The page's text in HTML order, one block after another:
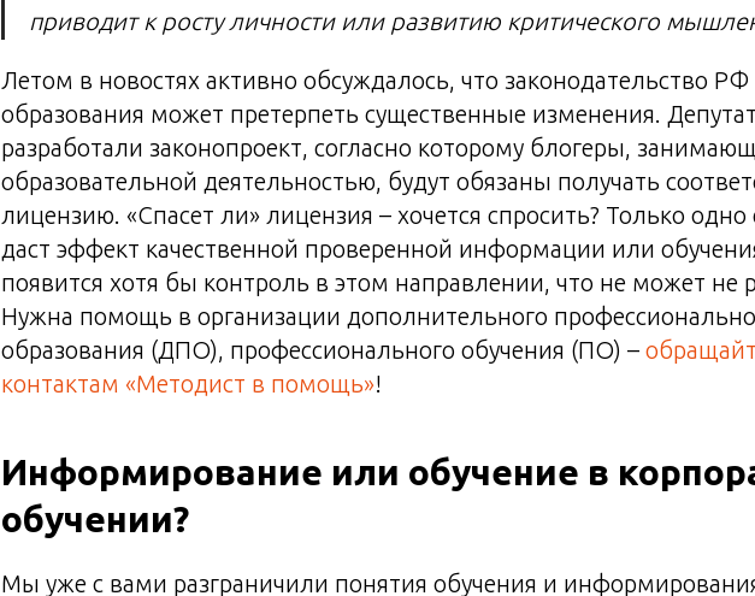
приводит к росту личности или развитию критического
Летом в новостях активно обсуждалось, что законодательство РФ
образования может претерпеть существенные изменения.
разработали законопроект, согласно которому блогеры,
образовательной деятельностью, будут обязаны получать
лицензию. «Спасет ли» лицензия – хочется спросить? Только одно
даст эффект качественной проверенной информации или
появится хотя бы контроль в этом направлении, что не может не
Нужна помощь в организации дополнительного
образования (ДПО), профессионального обучения (ПО) –
контактам «Методист в помощь»!
Информирование или обучение в
обучении?
Мы уже с вами разграничили понятия обучения и